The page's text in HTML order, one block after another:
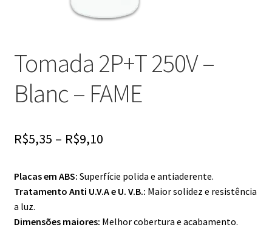
Tomada 2P+T 250V –
Blanc – FAME
R$5,35 – R$9,10
Placas em ABS: Superfície polida e antiaderente.
Tratamento Anti U.V.A e U. V.B.: Maior solidez e resistência
a luz.
Dimensões maiores: Melhor cobertura e acabamento.